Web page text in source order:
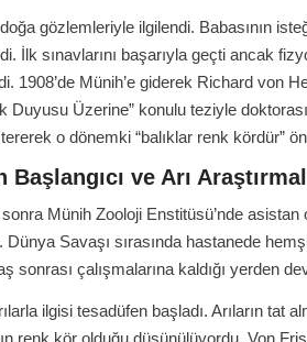
gözlemleriyle ilgilendi. Babasının
İlk sınavlarını başarıyla geçti ancak
1908’de Münih’e giderek Richard von
Duyusu Üzerine” konulu teziyle
o dönemki “balıklar renk kördür” ön
ve Arı
Münih Zooloji Enstitüsü’nde asistan
Dünya Savaşı sırasında hastanede
sonrası çalışmalarına kaldığı yerden
ilgisi tesadüfen başladı. Arıların tat
renk kör olduğu düşünülüyordu. Von